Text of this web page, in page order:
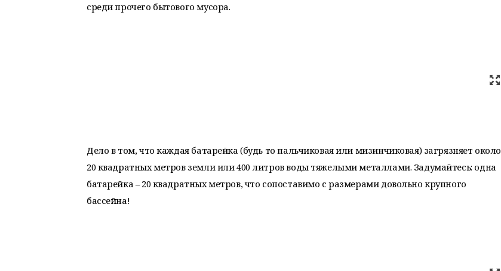
среди прочего бытового мусора.
Дело в том, что каждая батарейка (будь то пальчиковая или мизинчиковая) загрязняет около
20 квадратных метров земли или 400 литров воды тяжелыми металлами. Задумайтесь: одна
батарейка – 20 квадратных метров, что сопоставимо с размерами довольно крупного
бассейна!